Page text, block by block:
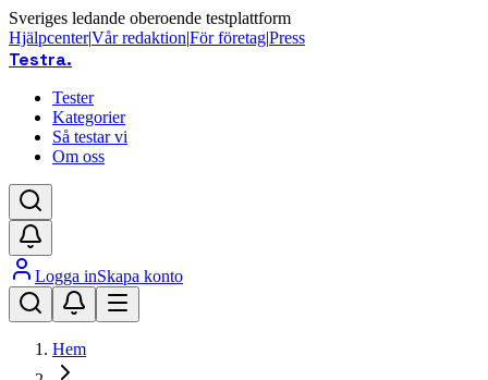
Sveriges ledande oberoende testplattform
Hjälpcenter|Vår redaktion|För företag|Press
Testra.
Tester
Kategorier
Så testar vi
Om oss
Logga inSkapa konto
Hem